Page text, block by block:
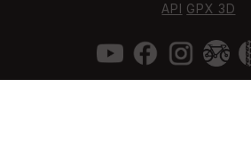
API GPX 3D